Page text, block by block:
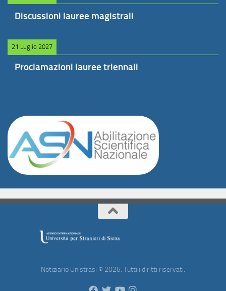
Discussioni lauree magistrali
21 Luglio 2027
Proclamazioni lauree triennali
Notiziario Unistrasi © 2026. Tutti i diritti riservati.